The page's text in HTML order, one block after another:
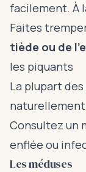
facilement. À
Faites
tiède ou de
les piquants
La plupart
Consultez un
enflée ou
Les méduses